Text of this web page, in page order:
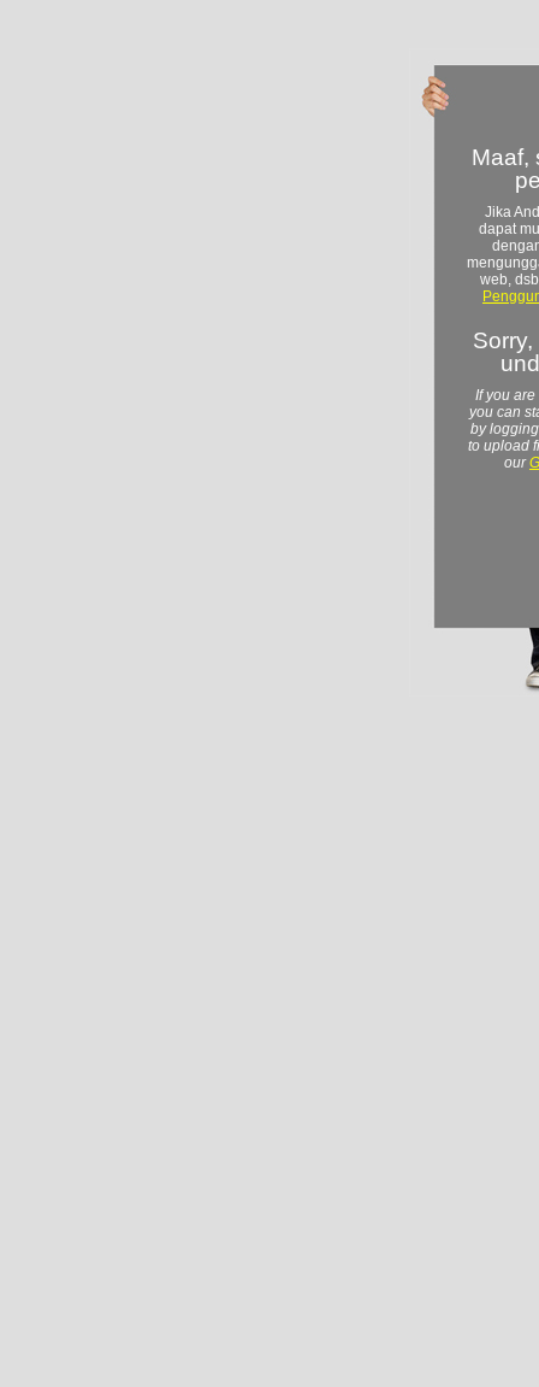
Maaf,
Jika
dapat
web,
If you
you can
by
to upload
our